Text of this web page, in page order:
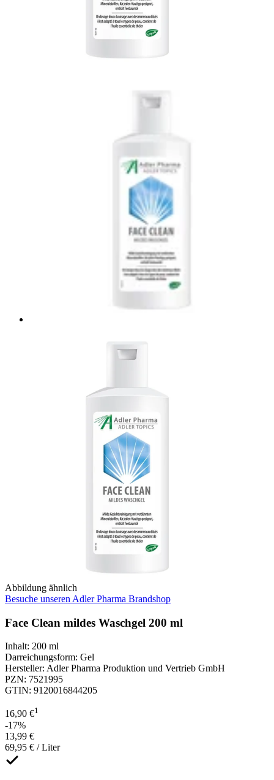
Abbildung ähnlich
Besuche unseren Adler Pharma Brandshop
Face Clean mildes Waschgel 200 ml
Inhalt: 200 ml
Darreichungsform: Gel
Hersteller: Adler Pharma Produktion und Vertrieb GmbH
PZN: 7521995
GTIN: 9120016844205
16,90 €1
-17%
13,99 €
69,95 € / Liter